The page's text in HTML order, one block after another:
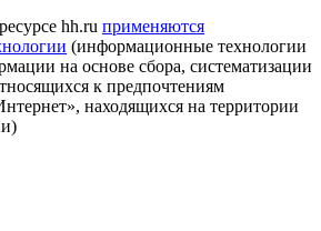
hh.ru применяются
(информационные технологии
на основе сбора, систематизации
к предпочтениям
находящихся на территории